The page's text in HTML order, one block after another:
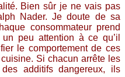
Bien sûr je ne vais pas
Nader. Je doute de sa
consommateur prend
peu attention à ce qu’il
le comportement de ces
Si chacun arrête les
additifs dangereux, ils